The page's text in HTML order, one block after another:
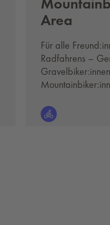
Area
Für alle
Radfahrens –